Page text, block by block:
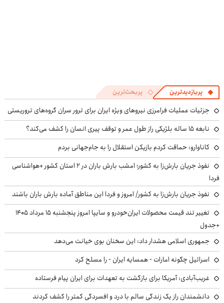
پربازدیدترین پربحث‌ترین
جزئیات عملیات فرامرزی نیروهای ویژه ایران برای ترور سران گروه‌های تروریستی
نابغه ۱۵ ساله بلژیکی راز طول عمر و توقف پیری انسان را کشف می‌کند؟
کاناوارو: حماقت کردم بازیکن استقلال را به جام‌جهانی بردم
نفوذ جریان بارش‌زا به کشور؛ امشب بارش باران در ۲ استان کشور +هواشناسی
فردا
نفوذ جریان بارش‌زا به کشور/ امروز و فردا این مناطق آماده بارش باران باشند
تغییر تند قیمت محصولات ایران‌خودرو و سایپا امروز پنجشنبه ۱۵ مرداد ۱۴۰۵
+جدول
جمهوری اسلامی هشدار داد: این سخنان بوی خیانت می‌دهد
اسرائیل چگونه امارات - همسایه ایران - را مسلح کرد
غریب‌آبادی: آمریکا برای بازگشت به تعهدات برای ایران پیام فرستاده
دانشمندان راز یک زندگی سالم با درد و افسردگی کمتر را کشف کردند